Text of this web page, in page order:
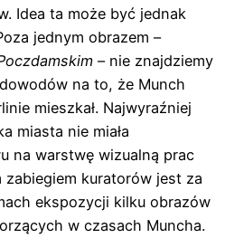
Idea ta może być jednak
jednym obrazem –
– nie znajdziemy
na to, że Munch
mieszkał. Najwyraźniej
miasta nie miała
na warstwę wizualną prac
zabiegiem kuratorów jest za
ekspozycji kilku obrazów
w czasach Muncha.